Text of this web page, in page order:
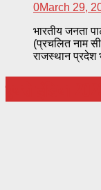
0March 29,
भारतीय जनता
(प्रचलित नाम
राजस्थान प्रदेश